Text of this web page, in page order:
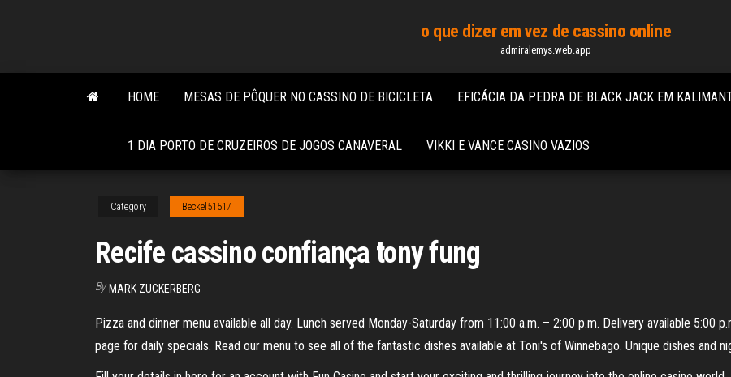
content
o que dizer em vez de cassino online
admiralemys.web.app
HOME MESAS DE PÔQUER NO CASSINO DE BICICLETA EFICÁCIA DA PEDRA DE BLACK JACK EM
1 DIA PORTO DE CRUZEIROS DE JOGOS CANAVERAL VIKKI E VANCE CASINO VAZIOS
Category Beckel51517
Recife cassino confiança tony fung
By MARK ZUCKERBERG
Pizza and dinner menu available all day. Lunch served Monday-Saturday from 11:00 a.m. – 2:00 p.m. Delivery available 5:00
page for daily specials. Read our menu to see all of the fantastic dishes available at Toni's of Winnebago. Unique dishes and